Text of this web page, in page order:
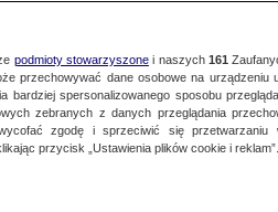
podmioty stowarzyszonei naszych 161
przechowywać dane osobowe na urządzeniu
bardziej spersonalizowanego sposobu
zebranych z danych przeglądania
zgodę i sprzeciwić się
przycisk „Ustawienia plików cookie i reklam”.